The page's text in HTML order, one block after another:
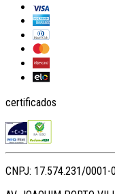
certificados
CNPJ: 17.574.231/0001-